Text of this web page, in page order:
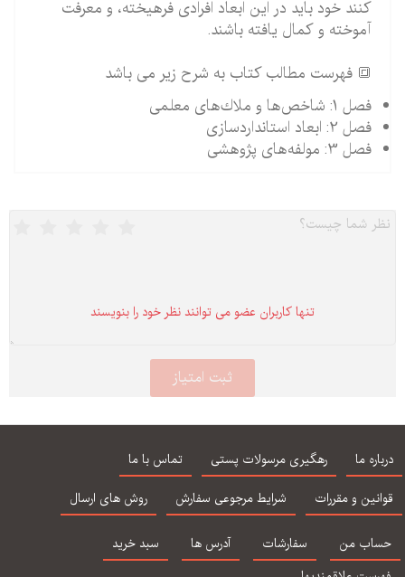
كنند خود باید در این ابعاد افرادی فرهیخته، و معرفت
آموخته و كمال یافته باشند.
🔳 فهرست مطالب کتاب به شرح زیر می باشد
فصل 1: شاخص‌ها و ملاك‌های معلمی
فصل 2: ابعاد استانداردسازی
فصل 3: مولفه‌های پژوهشی
تنها كاربران عضو می توانند نظر خود را بنویسند
درباره ما رهگیری مرسولات پستی
تماس با ما
قوانین و مقررات
شرایط مرجوعی سفارش روش های ارسال
حساب من سفارشات آدرس ها
سبد خرید